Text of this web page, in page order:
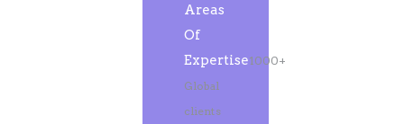
Areas
Of
Expertise1000+
Global
clients